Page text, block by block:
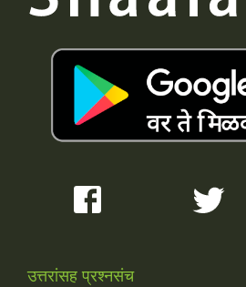
उत्तरांसह प्रश्नसंच